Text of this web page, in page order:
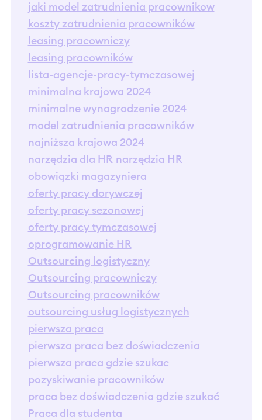
jaki model zatrudnienia pracownikow
koszty zatrudnienia pracowników
leasing pracowniczy
leasing pracowników
lista-agencje-pracy-tymczasowej
minimalna krajowa 2024
minimalne wynagrodzenie 2024
model zatrudnienia pracowników
najniższa krajowa 2024
narzędzia dla HR narzędzia HR
obowiązki magazyniera
oferty pracy dorywczej
oferty pracy sezonowej
oferty pracy tymczasowej
oprogramowanie HR
Outsourcing logistyczny
Outsourcing pracowniczy
Outsourcing pracowników
outsourcing usług logistycznych
pierwsza praca
pierwsza praca bez doświadczenia
pierwsza praca gdzie szukac
pozyskiwanie pracowników
praca bez doświadczenia gdzie szukać
Praca dla studenta